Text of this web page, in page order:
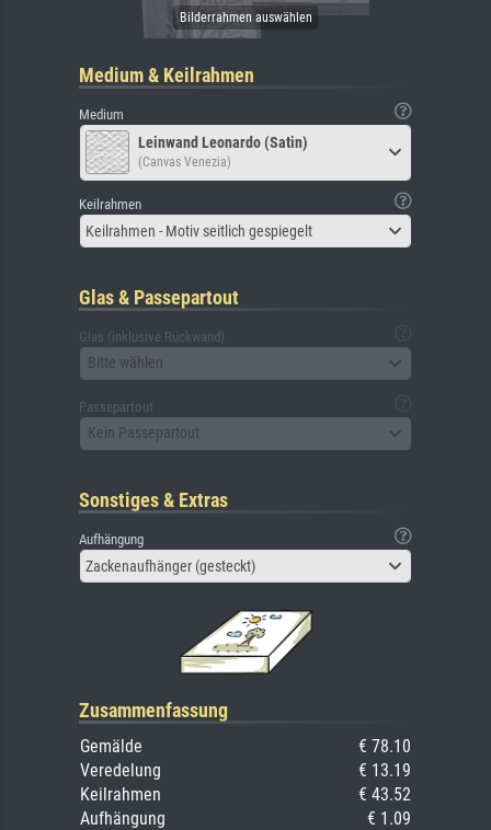
Medium & Keilrahmen
Medium
Leinwand Leonardo (Satin)
(Canvas Venezia)
Keilrahmen
Keilrahmen - Motiv seitlich gespiegelt
Glas & Passepartout
Glas (inklusive Rückwand)
Bitte wählen
Passepartout
Kein Passepartout
Sonstiges & Extras
Aufhängung
Zackenaufhänger (gesteckt)
Zusammenfassung
Gemälde
€ 78.10
Veredelung
€ 13.19
Keilrahmen
€ 43.52
Aufhängung
€ 1.09